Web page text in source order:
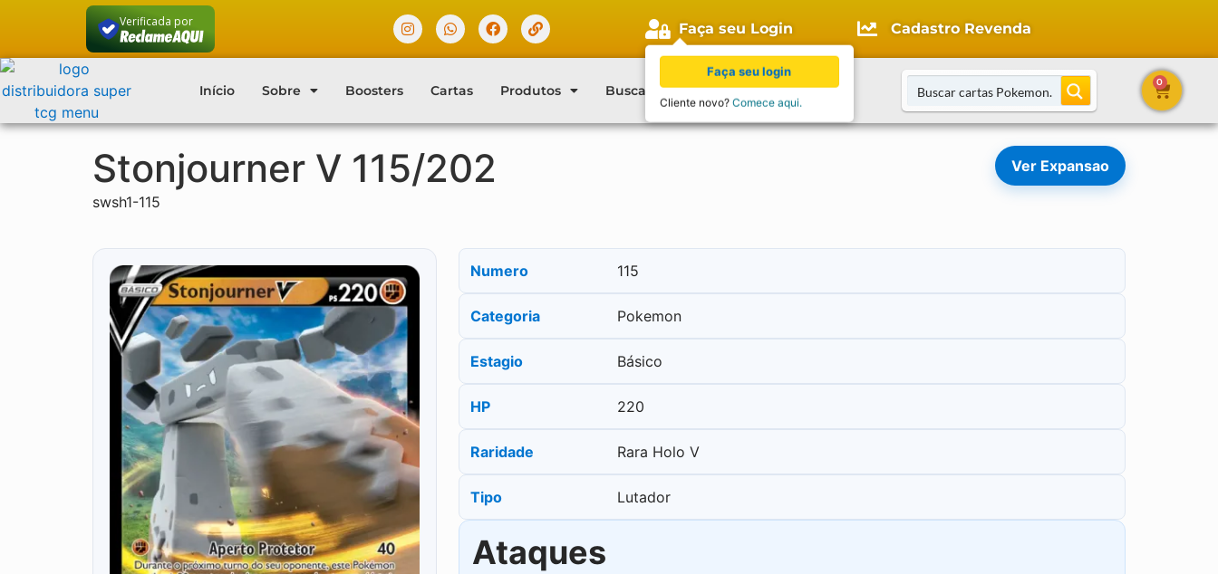
Verificada por Faça seu Login Cadastro Revenda
Início Sobre Boosters Cartas Produtos Buscar Cartas Blog Contato
0
Stonjourner V 115/202
swsh1-115
Ver Expansao
Numero 115
Categoria Pokemon
Estagio Básico
HP 220
Raridade Rara Holo V
Tipo Lutador
Ataques
Faça seu login
Cliente novo? Comece aqui.